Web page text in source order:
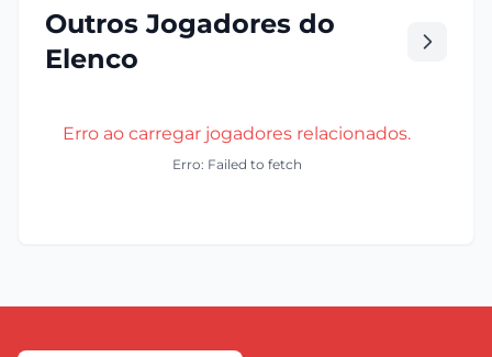
Outros Jogadores do
Elenco
Erro ao carregar jogadores relacionados.
Erro: Failed to fetch